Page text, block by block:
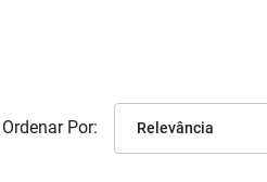
Ordenar Por Relevância